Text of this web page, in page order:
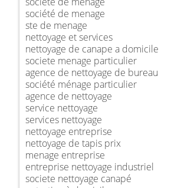
société de menage
ste de menage
nettoyage et services
nettoyage de canape a domicile
societe menage particulier
agence de nettoyage de bureau
société ménage particulier
agence de nettoyage
service nettoyage
services nettoyage
nettoyage entreprise
nettoyage de tapis prix
menage entreprise
entreprise nettoyage industriel
societe nettoyage canapé